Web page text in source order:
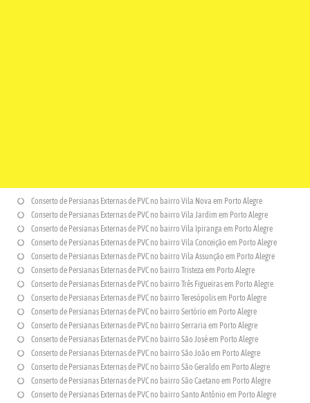
Conserto de Persianas Externas de PVC no bairro Vila Nova em Porto Alegre
Conserto de Persianas Externas de PVC no bairro Vila Jardim em Porto Alegre
Conserto de Persianas Externas de PVC no bairro Vila Ipiranga em Porto Alegre
Conserto de Persianas Externas de PVC no bairro Vila Conceição em Porto Alegre
Conserto de Persianas Externas de PVC no bairro Vila Assunção em Porto Alegre
Conserto de Persianas Externas de PVC no bairro Tristeza em Porto Alegre
Conserto de Persianas Externas de PVC no bairro Três Figueiras em Porto Alegre
Conserto de Persianas Externas de PVC no bairro Teresópolis em Porto Alegre
Conserto de Persianas Externas de PVC no bairro Sertório em Porto Alegre
Conserto de Persianas Externas de PVC no bairro Serraria em Porto Alegre
Conserto de Persianas Externas de PVC no bairro São José em Porto Alegre
Conserto de Persianas Externas de PVC no bairro São João em Porto Alegre
Conserto de Persianas Externas de PVC no bairro São Geraldo em Porto Alegre
Conserto de Persianas Externas de PVC no bairro São Caetano em Porto Alegre
Conserto de Persianas Externas de PVC no bairro Santo Antônio em Porto Alegre